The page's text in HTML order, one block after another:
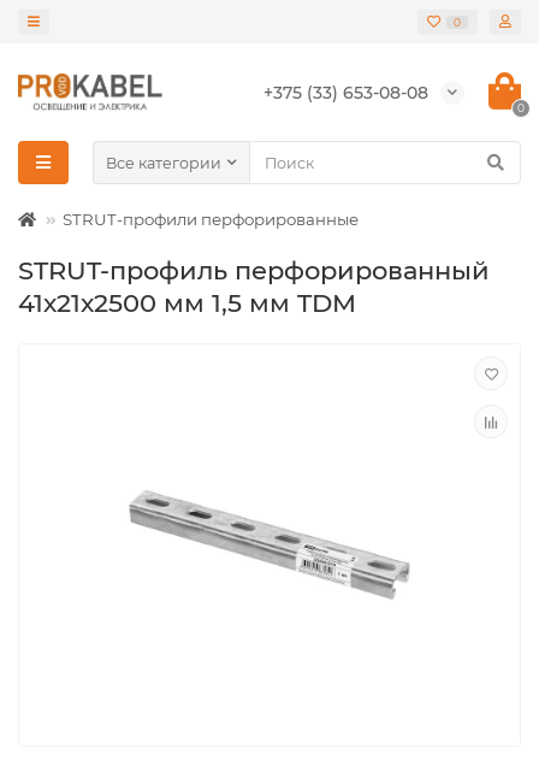
0
+375 (33) 653-08-08
0
Все категории
STRUT-профили перфорированные
STRUT-профиль перфорированный
41х21х2500 мм 1,5 мм TDM